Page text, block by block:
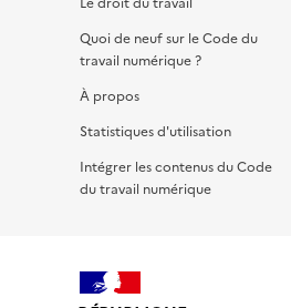
Quoi de neuf sur le Code du
travail numérique ?
À propos
Statistiques d'utilisation
Intégrer les contenus du Code
du travail numérique